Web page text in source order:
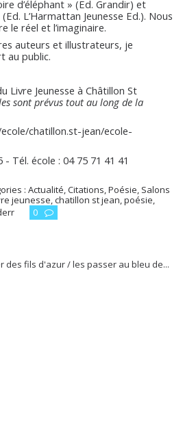
d’éléphant » (Ed. Grandir) et
L’Harmattan Jeunesse Ed.). Nous
le réel et l’imaginaire.
auteurs et illustrateurs, je
au public.
Livre Jeunesse à Châtillon St
sont prévus tout au long de la
chatillon.st-jean/ecole-
Tél. école : 04 75 71 41 41
:Actualité,Citations,Poésie, Salons
jeunesse,chatillon st jean,poésie,
0
des fils d'azur / les passer au bleu de...